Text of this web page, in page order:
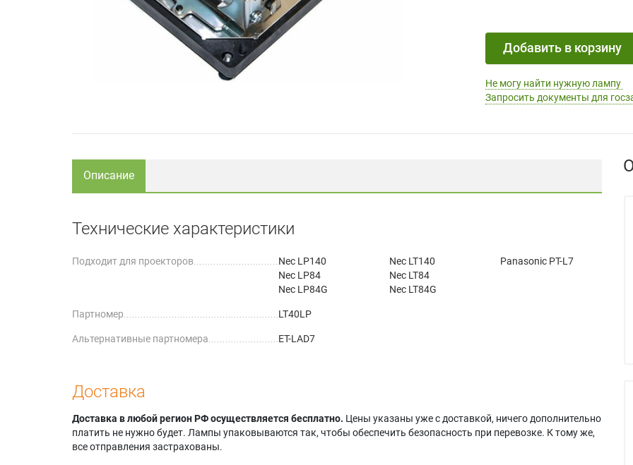
Добавить в корзину
Не могу найти нужную лампу
Запросить документы для
Описание
Технические характеристики
Подходит для проекторов
Nec LP140
Nec LP84
Nec LP84G
Nec LT140
Nec LT84
Nec LT84G
Panasonic PT-L7
Партномер LT40LP
Альтернативные партномера ET-LAD7
Доставка
Доставка в любой регион РФ осуществляется бесплатно. Цены указаны уже с доставкой, ничего дополнительно
платить не нужно будет. Лампы упаковываются так, чтобы обеспечить безопасность при перевозке. К тому же,
все отправления застрахованы.